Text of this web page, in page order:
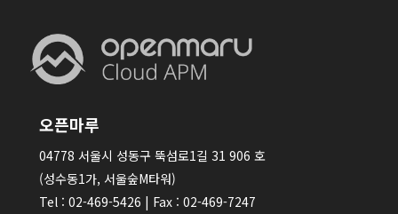
오픈마루
04778 서울시 성동구 뚝섬로1길 31 906 호
(성수동1가, 서울숲M타워)
Tel : 02-469-5426 | Fax : 02-469-7247